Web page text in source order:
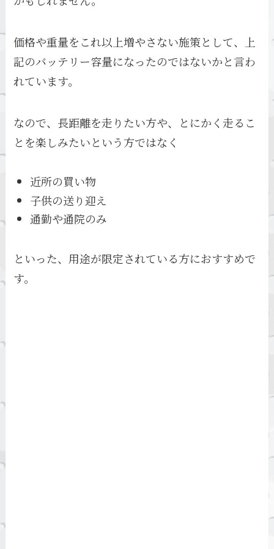
価格や重量をこれ以上増やさない施策として、上
記のバッテリー容量になったのではないかと言わ
れています。
なので、長距離を走りたい方や、とにかく走るこ
とを楽しみたいという方ではなく
近所の買い物
子供の送り迎え
通勤や通院のみ
といった、用途が限定されている方におすすめで
す。